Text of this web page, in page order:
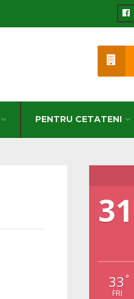
PENTRU CETATENI
31
33 °
FRI